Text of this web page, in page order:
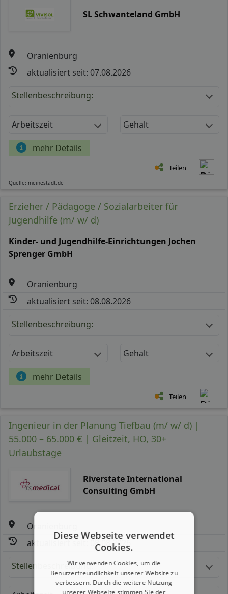
SL Schwanteland GmbH
Oranienburg
aktualisiert seit: 07.08.2026
Stellenbeschreibung:
Arbeitszeit Gehalt
mehr Details
Teilen
Quelle: meinestadt.de
Erzieher / Pädagoge / Sozialarbeiter für
Jugendhilfe (m/ w/ d)
Kinder- und Jugendhilfe-Einrichtungen Jochen
Sprenger GmbH
Oranienburg
aktualisiert seit: 08.08.2026
Stellenbeschreibung:
Arbeitszeit Gehalt
mehr Details
Teilen
Ingenieur in der Planung Tiefbau (m/ w/ d) |
55.000 – 65.000 € | Gleitzeit, HO, 30+
Urlaubstage
Riverstate International
Consulting GmbH
Oranienburg
aktualisiert seit: 08.08.2026
Stellenbeschreibung:
Diese Webseite verwendet
Cookies.
Wir verwenden Cookies, um die
Benutzerfreundlichkeit unserer Website zu
verbessern. Durch die weitere Nutzung
unserer Webseite stimmen Sie der